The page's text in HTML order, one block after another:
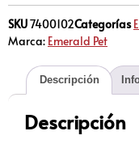
SKU7400102Categorías
Marca: Emerald Pet
Descripción
Descripción